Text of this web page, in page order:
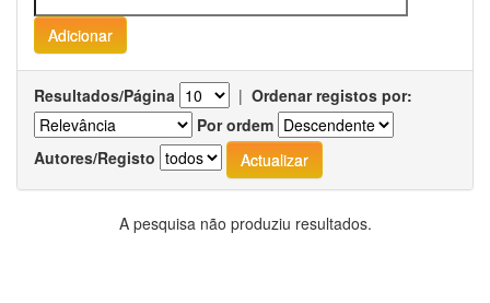
Resultados/Página | Ordenar registos por:
Por ordem
Autores/Registo
A pesquisa não produziu resultados.